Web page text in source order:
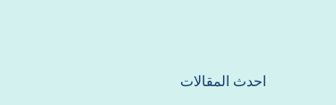
احدث المقالات